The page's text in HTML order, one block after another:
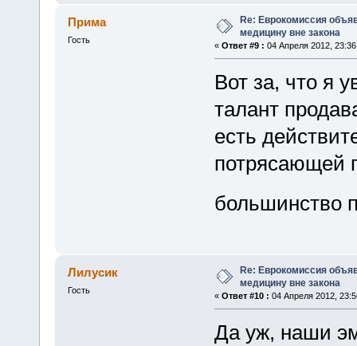
Прима
Гость
Re: Еврокомиссия
медицину вне закона
« Ответ #9 : 04 Апреля 2012,
Вот за, что я
талант
есть
потрясающей
большинство
Лилусик
Гость
Re: Еврокомиссия
медицину вне закона
« Ответ #10 : 04 Апреля 2012,
Да уж, наши